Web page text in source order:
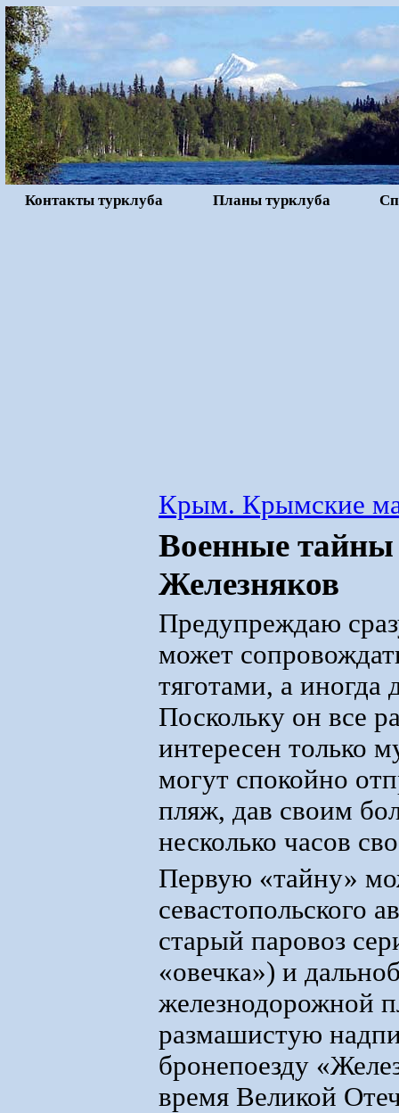
Контакты турклуба Планы турклуба
Крым. Крымские
Военные тайны
Железняков
Предупреждаю
может
тяготами, а
Поскольку он все
интересен только
могут спокойно
пляж, дав своим
несколько часов
Первую «тайну»
севастопольского
старый паровоз
«овечка») и
железнодорожной
размашистую
бронепоезду
время Великой